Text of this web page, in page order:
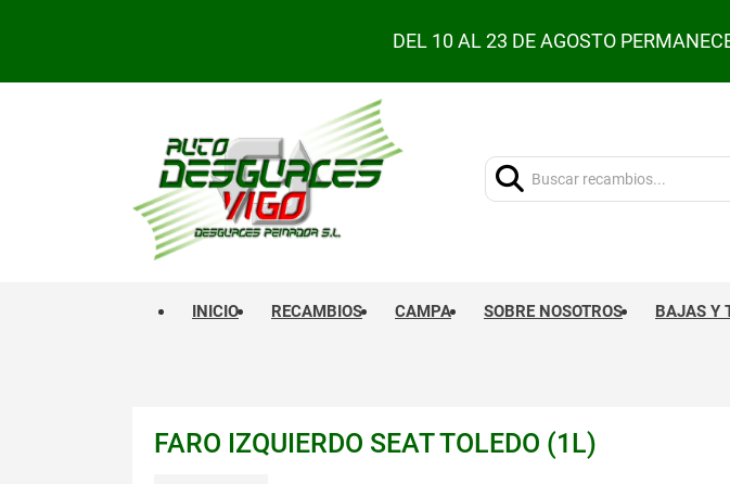
DEL 10 AL 23 DE AGOSTO
Buscar:
INICIO RECAMBIOS CAMPA SOBRE NOSOTROS BAJAS Y
FARO IZQUIERDO SEAT TOLEDO (1L)